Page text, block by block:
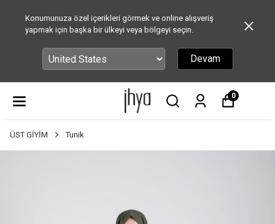
Konumunuza özel içerikleri görmek ve online alışveriş
yapmak için başka bir ülkeyi veya bölgeyi seçin.
Devam
0
ÜST GİYİM Tunik